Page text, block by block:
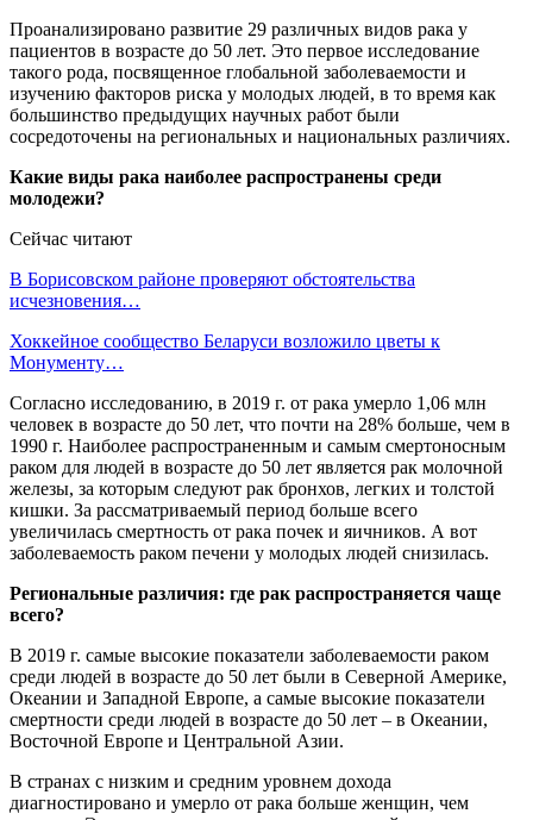
Проанализировано развитие 29 различных видов рака у
пациентов в возрасте до 50 лет. Это первое исследование
такого рода, посвященное глобальной заболеваемости и
изучению факторов риска у молодых людей, в то время как
большинство предыдущих научных работ были
сосредоточены на региональных и национальных различиях.
Какие виды рака наиболее распространены среди
молодежи?
Сейчас читают
В Борисовском районе проверяют обстоятельства
исчезновения…
Хоккейное сообщество Беларуси возложило цветы к
Монументу…
Согласно исследованию, в 2019 г. от рака умерло 1,06 млн
человек в возрасте до 50 лет, что почти на 28% больше, чем в
1990 г. Наиболее распространенным и самым смертоносным
раком для людей в возрасте до 50 лет является рак молочной
железы, за которым следуют рак бронхов, легких и толстой
кишки. За рассматриваемый период больше всего
увеличилась смертность от рака почек и яичников. А вот
заболеваемость раком печени у молодых людей снизилась.
Региональные различия: где рак распространяется чаще
всего?
В 2019 г. самые высокие показатели заболеваемости раком
среди людей в возрасте до 50 лет были в Северной Америке,
Океании и Западной Европе, а самые высокие показатели
смертности среди людей в возрасте до 50 лет – в Океании,
Восточной Европе и Центральной Азии.
В странах с низким и средним уровнем дохода
диагностировано и умерло от рака больше женщин, чем